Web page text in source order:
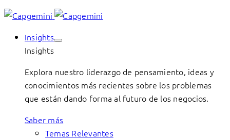
Insights
Insights
Explora nuestro liderazgo de pensamiento, ideas y
conocimientos más recientes sobre los problemas
que están dando forma al futuro de los negocios.
Saber más
Temas Relevantes